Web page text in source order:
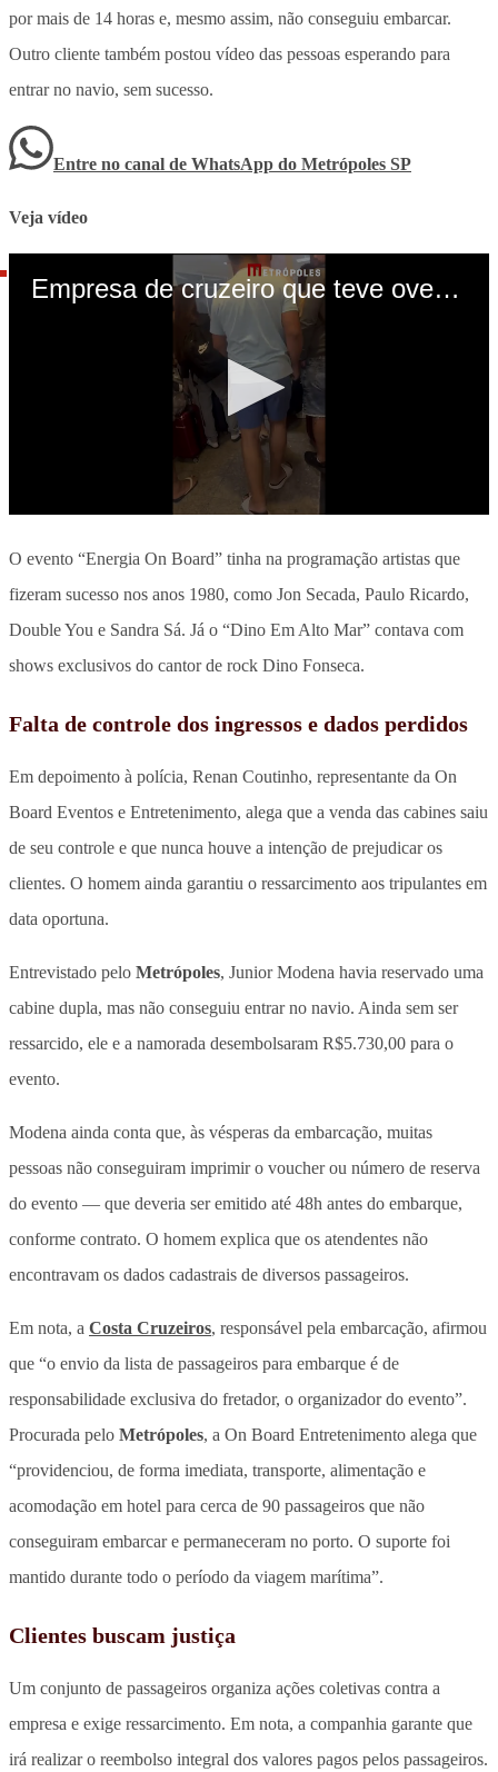
por mais de 14 horas e, mesmo assim, não conseguiu embarcar.
Outro cliente também postou vídeo das pessoas esperando para
entrar no navio, sem sucesso.
Entre no canal de WhatsApp do Metrópoles SP
Veja vídeo
O evento “Energia On Board” tinha na programação artistas que
fizeram sucesso nos anos 1980, como Jon Secada, Paulo Ricardo,
Double You e Sandra Sá. Já o “Dino Em Alto Mar” contava com
shows exclusivos do cantor de rock Dino Fonseca.
Falta de controle dos ingressos e dados perdidos
Em depoimento à polícia, Renan Coutinho, representante da On
Board Eventos e Entretenimento, alega que a venda das cabines saiu
de seu controle e que nunca houve a intenção de prejudicar os
clientes. O homem ainda garantiu o ressarcimento aos tripulantes em
data oportuna.
Entrevistado pelo Metrópoles, Junior Modena havia reservado uma
cabine dupla, mas não conseguiu entrar no navio. Ainda sem ser
ressarcido, ele e a namorada desembolsaram R$5.730,00 para o
evento.
Modena ainda conta que, às vésperas da embarcação, muitas
pessoas não conseguiram imprimir o voucher ou número de reserva
do evento — que deveria ser emitido até 48h antes do embarque,
conforme contrato. O homem explica que os atendentes não
encontravam os dados cadastrais de diversos passageiros.
Em nota, a Costa Cruzeiros, responsável pela embarcação, afirmou
que “o envio da lista de passageiros para embarque é de
responsabilidade exclusiva do fretador, o organizador do evento”.
Procurada pelo Metrópoles, a On Board Entretenimento alega que
“providenciou, de forma imediata, transporte, alimentação e
acomodação em hotel para cerca de 90 passageiros que não
conseguiram embarcar e permaneceram no porto. O suporte foi
mantido durante todo o período da viagem marítima”.
Clientes buscam justiça
Um conjunto de passageiros organiza ações coletivas contra a
empresa e exige ressarcimento. Em nota, a companhia garante que
irá realizar o reembolso integral dos valores pagos pelos passageiros.